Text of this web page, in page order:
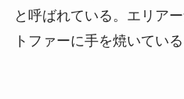
と呼ばれている。エリア
トファーに手を焼いている